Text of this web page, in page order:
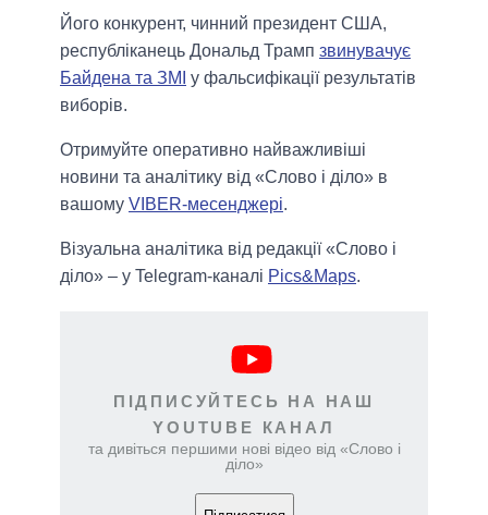
Його конкурент, чинний президент США,
республіканець Дональд Трамп звинувачує
Байдена та ЗМІ у фальсифікації результатів
виборів.
Отримуйте оперативно найважливіші
новини та аналітику від «Слово і діло» в
вашому VIBER-месенджері.
Візуальна аналітика від редакції «Слово і
діло» – у Telegram-каналі Pics&Maps.
ПІДПИСУЙТЕСЬ НА НАШ
YOUTUBE КАНАЛ
та дивіться першими нові відео від «Слово і
діло»